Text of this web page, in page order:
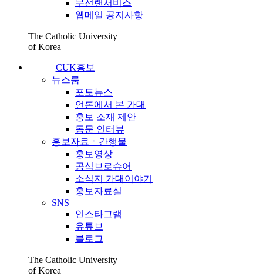
무선랜서비스
웹메일 공지사항
The Catholic University
of Korea
CUK홍보
뉴스룸
포토뉴스
언론에서 본 가대
홍보 소재 제안
동문 인터뷰
홍보자료ㆍ간행물
홍보영상
공식브로슈어
소식지 가대이야기
홍보자료실
SNS
인스타그램
유튜브
블로그
The Catholic University
of Korea